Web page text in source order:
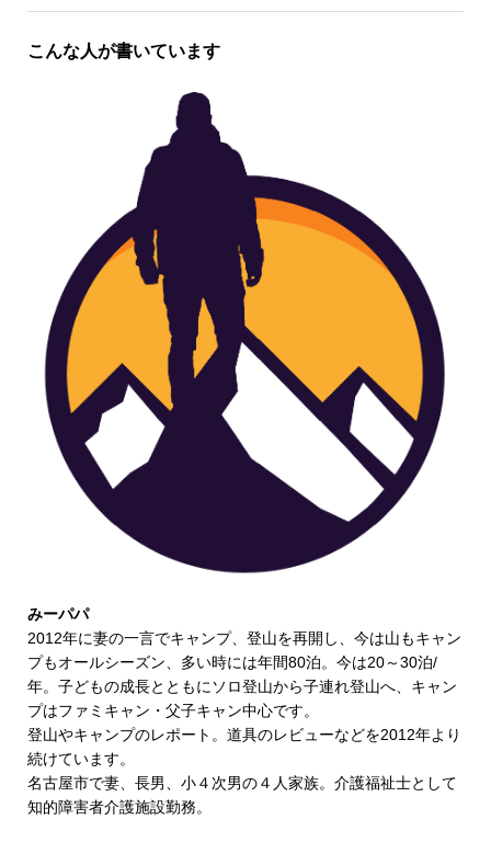
こんな人が書いています
みーパパ
2012年に妻の一言でキャンプ、登山を再開し、今は山もキャン
プもオールシーズン、多い時には年間80泊。今は20～30泊/
年。子どもの成長とともにソロ登山から子連れ登山へ、キャン
プはファミキャン・父子キャン中心です。
登山やキャンプのレポート。道具のレビューなどを2012年より
続けています。
名古屋市で妻、長男、小４次男の４人家族。介護福祉士として
知的障害者介護施設勤務。